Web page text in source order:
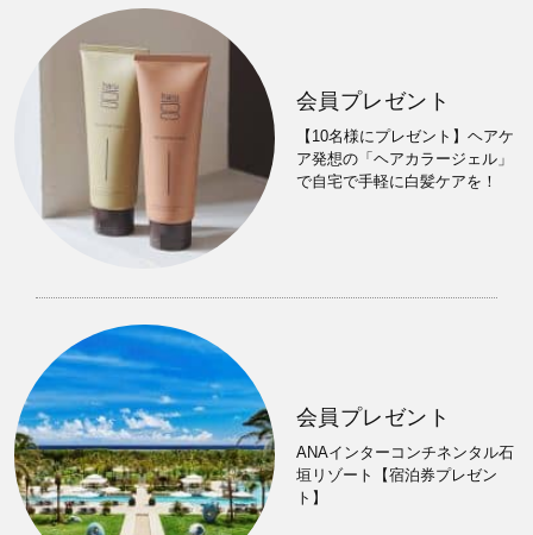
会員プレゼント
【10名様にプレゼント】ヘアケ
ア発想の「ヘアカラージェル」
で自宅で手軽に白髪ケアを！
会員プレゼント
ANAインターコンチネンタル石
垣リゾート【宿泊券プレゼン
ト】